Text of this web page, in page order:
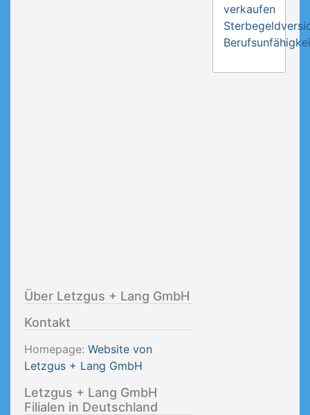
Über Letzgus + Lang GmbH
Kontakt
Homepage: Website von
Letzgus + Lang GmbH
Letzgus + Lang GmbH
Filialen in Deutschland
verkaufen